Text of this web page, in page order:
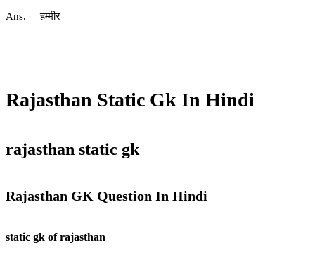
Ans. हम्मीर
Rajasthan Static Gk In Hindi
rajasthan static gk
Rajasthan GK Question In Hindi
static gk of rajasthan